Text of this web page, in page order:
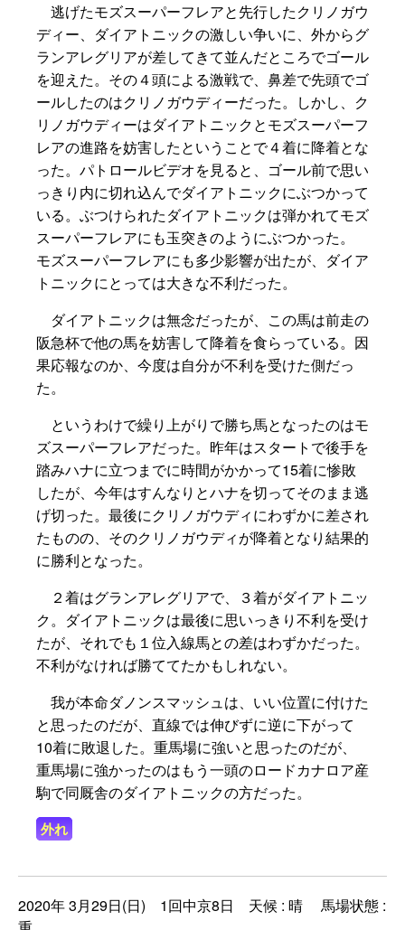
逃げたモズスーパーフレアと先行したクリノガウ
ディー、ダイアトニックの激しい争いに、外からグ
ランアレグリアが差してきて並んだところでゴール
を迎えた。その４頭による激戦で、鼻差で先頭でゴ
ールしたのはクリノガウディーだった。しかし、ク
リノガウディーはダイアトニックとモズスーパーフ
レアの進路を妨害したということで４着に降着とな
った。パトロールビデオを見ると、ゴール前で思い
っきり内に切れ込んでダイアトニックにぶつかって
いる。ぶつけられたダイアトニックは弾かれてモズ
スーパーフレアにも玉突きのようにぶつかった。
モズスーパーフレアにも多少影響が出たが、ダイア
トニックにとっては大きな不利だった。
ダイアトニックは無念だったが、この馬は前走の
阪急杯で他の馬を妨害して降着を食らっている。因
果応報なのか、今度は自分が不利を受けた側だっ
た。
というわけで繰り上がりで勝ち馬となったのはモ
ズスーパーフレアだった。昨年はスタートで後手を
踏みハナに立つまでに時間がかかって15着に惨敗
したが、今年はすんなりとハナを切ってそのまま逃
げ切った。最後にクリノガウディにわずかに差され
たものの、そのクリノガウディが降着となり結果的
に勝利となった。
２着はグランアレグリアで、３着がダイアトニッ
ク。ダイアトニックは最後に思いっきり不利を受け
たが、それでも１位入線馬との差はわずかだった。
不利がなければ勝ててたかもしれない。
我が本命ダノンスマッシュは、いい位置に付けた
と思ったのだが、直線では伸びずに逆に下がって
10着に敗退した。重馬場に強いと思ったのだが、
重馬場に強かったのはもう一頭のロードカナロア産
駒で同厩舎のダイアトニックの方だった。
外れ
2020年 3月29日(日) 1回中京8日 天候 : 晴 馬場状態 :